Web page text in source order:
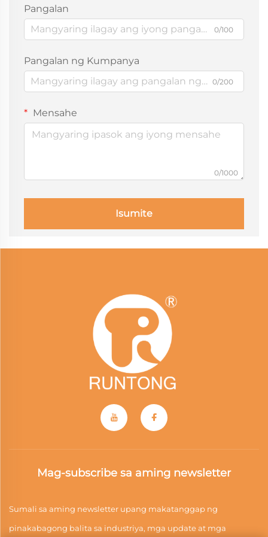
Pangalan
0/100
Pangalan ng Kumpanya
0/200
Mensahe
0/1000
Isumite
Mag-subscribe sa aming newsletter
Sumali sa aming newsletter upang makatanggap ng
pinakabagong balita sa industriya, mga update at mga